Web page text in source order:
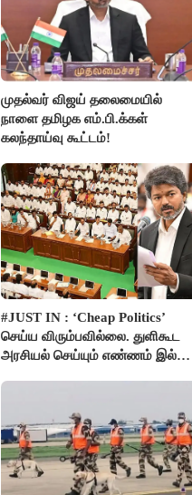
முதல்வர் விஜய் தலைமையில்
நாளை தமிழக எம்.பி.க்கள்
கலந்தாய்வு கூட்டம்!
#JUST IN : ‘Cheap Politics’
செய்ய விரும்பவில்லை. துளிகூட
அரசியல் செய்யும் எண்ணம் இல்லை